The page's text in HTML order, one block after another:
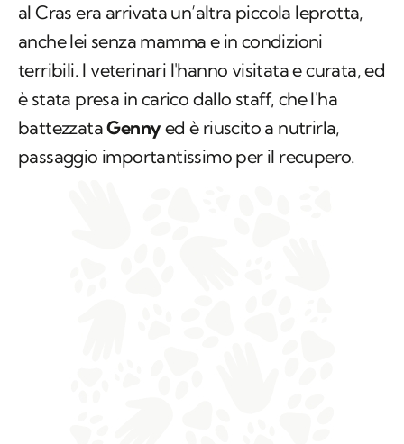
al Cras era arrivata un’altra piccola leprotta,
anche lei senza mamma e in condizioni
terribili. I veterinari l'hanno visitata e curata, ed
è stata presa in carico dallo staff, che l'ha
battezzataGennyed è riuscito a nutrirla,
passaggio importantissimo per il recupero.